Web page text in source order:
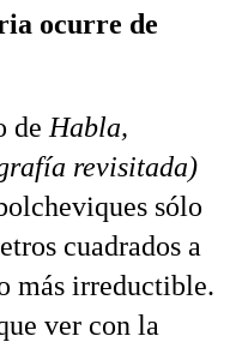
ocurre de
de Habla,
revisitada)
sólo
cuadrados a
más irreductible.
ver con la